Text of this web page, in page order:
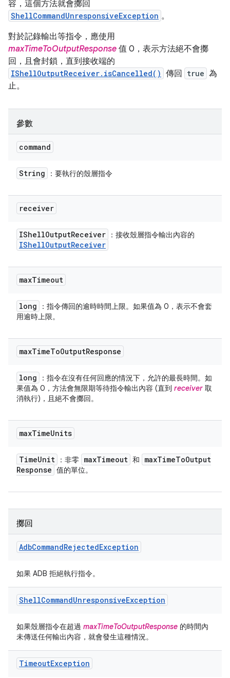
容，這個方法就會擲回
ShellCommandUnresponsiveException 。
對於記錄輸出等指令，應使用
maxTimeToOutputResponse 值 0，表示方法絕不會擲
回，且會封鎖，直到接收端的
IShellOutputReceiver.isCancelled() 傳回 true 為
止。
參數
command
String ：要執行的殼層指令
receiver
IShellOutputReceiver ：接收殼層指令輸出內容的
IShellOutputReceiver
maxTimeout
long
：指令傳回的逾時時間上限。如果值為 0，表示不會套
用逾時上限。
maxTimeToOutputResponse
long
：指令在沒有任何回應的情況下，允許的最長時間。如
果值為 0，方法會無限期等待指令輸出內容 (直到 receiver 取
消執行)，且絕不會擲回。
maxTimeUnits
TimeUnit ：非零 maxTimeout 和 maxTimeToOutput
Response 值的單位。
擲回
AdbCommandRejectedException
如果 ADB 拒絕執行指令。
ShellCommandUnresponsiveException
如果殼層指令在超過 maxTimeToOutputResponse 的時間內
未傳送任何輸出內容，就會發生這種情況。
TimeoutException